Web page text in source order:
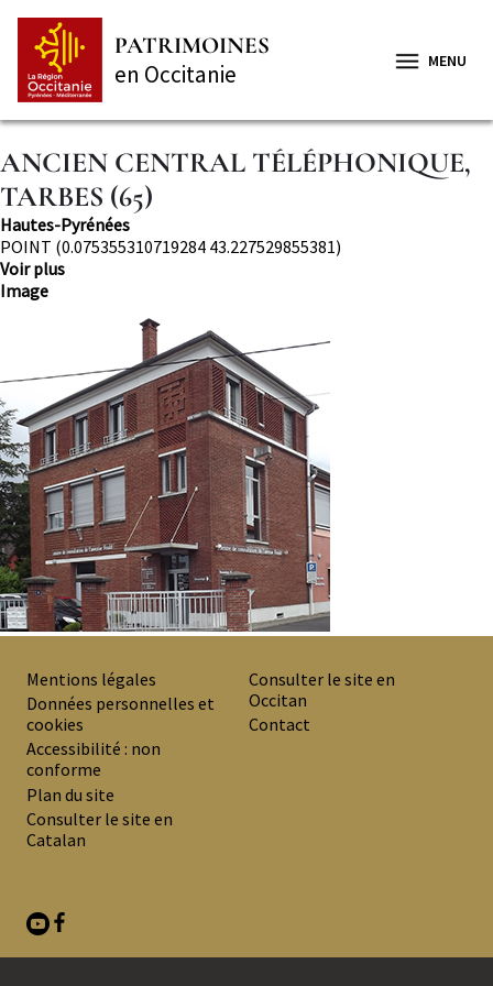
contenu
principal
PATRIMOINES
en Occitanie MENU
ANCIEN CENTRAL TÉLÉPHONIQUE,
TARBES (65)
Département
Hautes-Pyrénées
Localisation
POINT (0.075355310719284 43.227529855381)
Voir plus
Image
PREMIER
MENU
DE
BAS
DE
Mentions légales
Données personnelles et
cookies
Accessibilité : non
conforme
Plan du site
Consulter le site en
Catalan
Consulter le site en
Occitan
Contact